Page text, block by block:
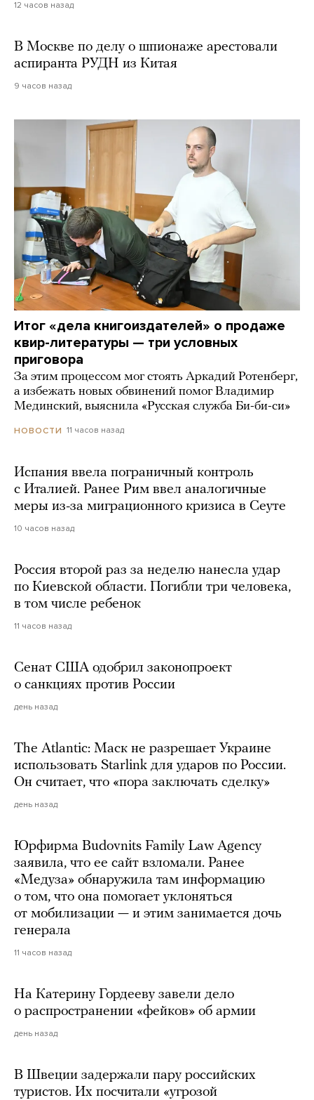
12 часов назад
В Москве по делу о шпионаже арестовали
аспиранта РУДН из Китая
9 часов назад
Итог «дела книгоиздателей» о продаже
квир-литературы — три условных
приговора
За этим процессом мог стоять Аркадий Ротенберг,
а избежать новых обвинений помог Владимир
Мединский, выяснила «Русская служба Би-би-си»
НОВОСТИ 11 часов назад
Испания ввела пограничный контроль
с Италией. Ранее Рим ввел аналогичные
меры из-за миграционного кризиса в Сеуте
10 часов назад
Россия второй раз за неделю нанесла удар
по Киевской области. Погибли три человека,
в том числе ребенок
11 часов назад
Сенат США одобрил законопроект
о санкциях против России
день назад
The Atlantic: Маск не разрешает Украине
использовать Starlink для ударов по России.
Он считает, что «пора заключать сделку»
день назад
Юрфирма Budovnits Family Law Agency
заявила, что ее сайт взломали. Ранее
«Медуза» обнаружила там информацию
о том, что она помогает уклоняться
от мобилизации — и этим занимается дочь
генерала
11 часов назад
На Катерину Гордееву завели дело
о распространении «фейков» об армии
день назад
В Швеции задержали пару российских
туристов. Их посчитали «угрозой